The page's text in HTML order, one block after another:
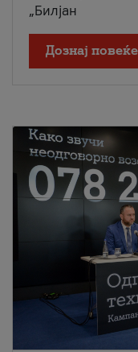
„Билјан
Дознај повеќе